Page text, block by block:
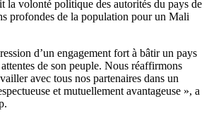
la volonté politique des autorités du pays de
profondes de la population pour un Mali
d’un engagement fort à bâtir un pays
de son peuple. Nous réaffirmons
avec tous nos partenaires dans un
et mutuellement avantageuse », a